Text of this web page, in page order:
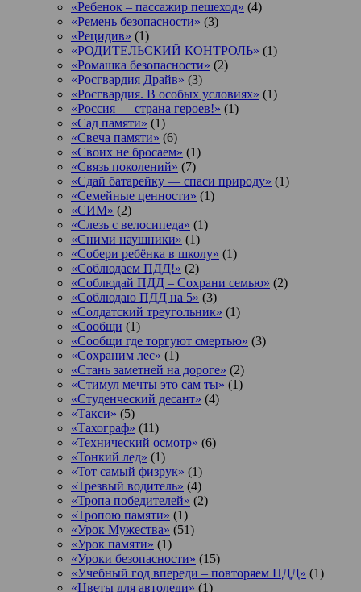
«Ребенок – пассажир пешеход» (4)
«Ремень безопасности» (3)
«Рецидив» (1)
«РОДИТЕЛЬСКИЙ КОНТРОЛЬ» (1)
«Ромашка безопасности» (2)
«Росгвардия Драйв» (3)
«Росгвардия. В особых условиях» (1)
«Россия — страна героев!» (1)
«Сад памяти» (1)
«Свеча памяти» (6)
«Своих не бросаем» (1)
«Связь поколений» (7)
«Сдай батарейку — спаси природу» (1)
«Семейные ценности» (1)
«СИМ» (2)
«Слезь с велосипеда» (1)
«Сними наушники» (1)
«Собери ребёнка в школу» (1)
«Соблюдаем ПДД!» (2)
«Соблюдай ПДД – Сохрани семью» (2)
«Соблюдаю ПДД на 5» (3)
«Солдатский треугольник» (1)
«Сообщи (1)
«Сообщи где торгуют смертью» (3)
«Сохраним лес» (1)
«Стань заметней на дороге» (2)
«Стимул мечты это сам ты» (1)
«Студенческий десант» (4)
«Такси» (5)
«Тахограф» (11)
«Технический осмотр» (6)
«Тонкий лед» (1)
«Тот самый физрук» (1)
«Трезвый водитель» (4)
«Тропа победителей» (2)
«Тропою памяти» (1)
«Урок Мужества» (51)
«Урок памяти» (1)
«Уроки безопасности» (15)
«Учебный год впереди – повторяем ПДД» (1)
«Цветы для автоледи» (1)